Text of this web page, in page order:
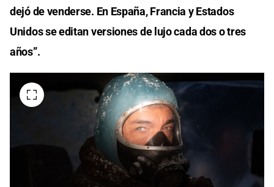
dejó de venderse. En España, Francia y Estados
Unidos se editan versiones de lujo cada dos o tres
años”.